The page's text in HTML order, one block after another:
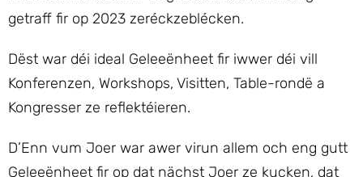
getraff fir op 2023 zeréckzeblécken.
Dëst war déi ideal Geleeënheet fir iwwer déi vill
Konferenzen, Workshops, Visitten, Table-rondë a
Kongresser ze reflektéieren.
D’Enn vum Joer war awer virun allem och eng gutt
Geleeënheet fir op dat nächst Joer ze kucken, dat